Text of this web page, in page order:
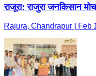
राजूरा: राजुरा जनकिसान
Rajura, Chandrapur | Feb